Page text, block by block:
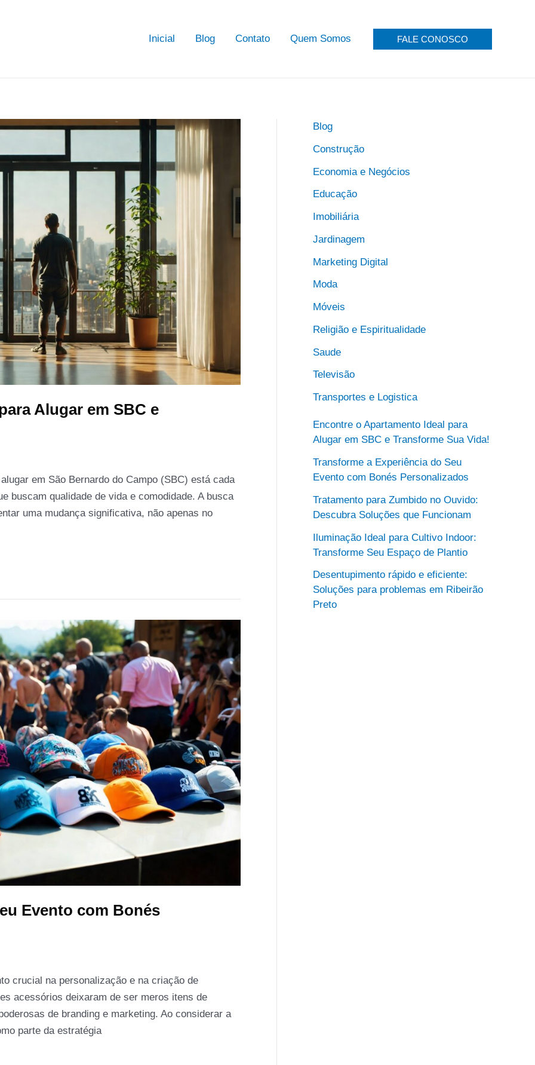
Inicial Blog Contato Quem Somos FALE CONOSCO
Alugar em SBC e
em São Bernardo do Campo (SBC) está cada
buscam qualidade de vida e comodidade. A busca
uma mudança significativa, não apenas no
Evento com Bonés
crucial na personalização e na criação de
acessórios deixaram de ser meros itens de
de branding e marketing. Ao considerar a
parte da estratégia
Blog
Construção
Economia e Negócios
Educação
Imobiliária
Jardinagem
Marketing Digital
Moda
Móveis
Religião e Espiritualidade
Saude
Televisão
Transportes e Logistica
Encontre o Apartamento Ideal para
Alugar em SBC e Transforme Sua Vida!
Transforme a Experiência do Seu
Evento com Bonés Personalizados
Tratamento para Zumbido no Ouvido:
Descubra Soluções que Funcionam
Iluminação Ideal para Cultivo Indoor:
Transforme Seu Espaço de Plantio
Desentupimento rápido e eficiente:
Soluções para problemas em Ribeirão
Preto